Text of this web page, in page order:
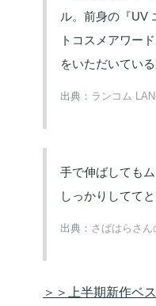
ル。前身の『UV
トコスメアワー
をいただいている
出典： ランコム
手で伸ばしても
しっかりしてて
出典： さばはらさん
＞＞上半期新作ベ